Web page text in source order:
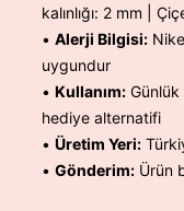
kalınlığı: 2 mm |
• Alerji Bilgisi:
uygundur
• Kullanım: Günlük
hediye alternatifi
• Üretim Yeri:
• Gönderim: Ürün